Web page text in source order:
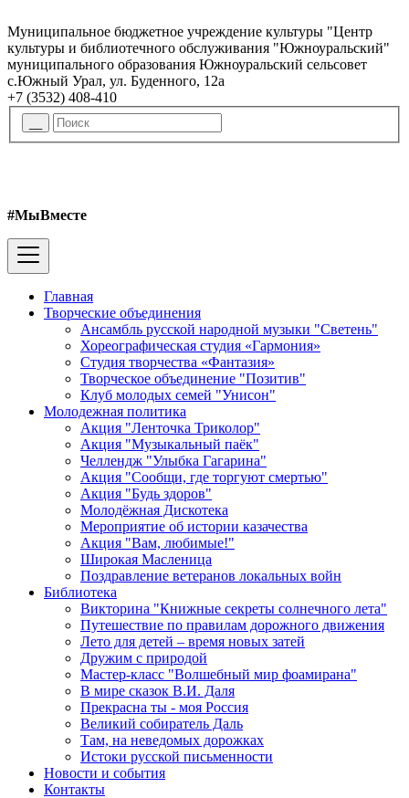
Муниципальное бюджетное учреждение культуры "Центр
культуры и библиотечного обслуживания "Южноуральский"
муниципального образования Южноуральский сельсовет
с.Южный Урал, ул. Буденного, 12а
+7 (3532) 408-410
#МыВместе
Главная
Творческие объединения
Ансамбль русской народной музыки "Светень"
Хореографическая студия «Гармония»
Студия творчества «Фантазия»
Творческое объединение "Позитив"
Клуб молодых семей "Унисон"
Молодежная политика
Акция "Ленточка Триколор"
Акция "Музыкальный паёк"
Челлендж "Улыбка Гагарина"
Акция "Сообщи, где торгуют смертью"
Акция "Будь здоров"
Молодёжная Дискотека
Мероприятие об истории казачества
Акция "Вам, любимые!"
Широкая Масленица
Поздравление ветеранов локальных войн
Библиотека
Викторина "Книжные секреты солнечного лета"
Путешествие по правилам дорожного движения
Лето для детей – время новых затей
Дружим с природой
Мастер-класс "Волшебный мир фоамирана"
В мире сказок В.И. Даля
Прекрасна ты - моя Россия
Великий собиратель Даль
Там, на неведомых дорожках
Истоки русской письменности
Новости и события
Контакты